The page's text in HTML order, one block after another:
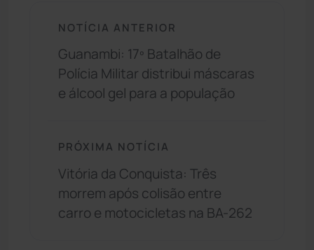
NOTÍCIA ANTERIOR
Guanambi: 17º Batalhão de
Polícia Militar distribui máscaras
e álcool gel para a população
PRÓXIMA NOTÍCIA
Vitória da Conquista: Três
morrem após colisão entre
carro e motocicletas na BA-262